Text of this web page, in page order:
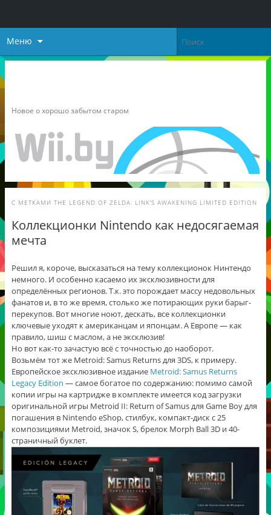
Меню
Новое о хорошо забытом старом
С МЕТКАМИ THE LEGEND OF ZELDA: LINK’S AWAKENING LIMITED EDITION
Коллекционки Nintendo как недосягаемая
мечта
Решил я, короче, высказаться на тему коллекционок Нинтендо
немного. И особенно касаемо их эксклюзивности для
определённых регионов. Т.к. это порождает массу недовольных
фанатов и, в то же время, столько же потирающих руки барыг-
перекупов. Вот многие ноют, дескать, все коллекционки
ключевые уходят к американцам и японцам. А Европе — как
правило, шиш с маслом, а не эксклюзив!
Но вот как-то зачастую всё с точностью до наоборот.
Возьмём тот же Metroid: Samus Returns для 3DS, к примеру.
Европейское эксклюзивное издание Metroid: Samus Returns
Legaсy Edition — самое богатое по содержанию: помимо самой
копии игры на картридже в комплекте имеется код загрузки
оригинальной игры Metroid II: Return of Samus для Game Boy для
погашения в Nintendo eShop, стилбук, компакт-диск с 25
композициями Metroid, значок S, брелок Morph Ball 3D и 40-
страничный буклет.